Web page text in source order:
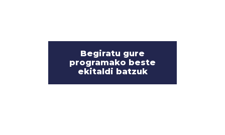
Begiratu gure
programako beste
ekitaldi batzuk